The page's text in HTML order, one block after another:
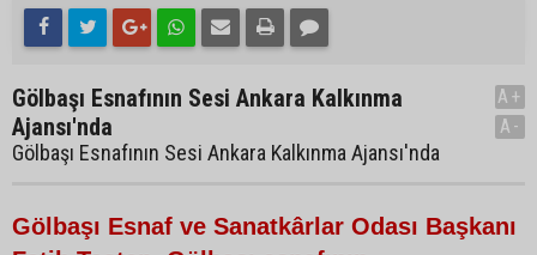
Gölbaşı Esnafının Sesi Ankara Kalkınma
Ajansı'nda
Gölbaşı Esnafının Sesi Ankara Kalkınma Ajansı'nda
A+
A-
Gölbaşı Esnaf ve Sanatkârlar Odası Başkanı